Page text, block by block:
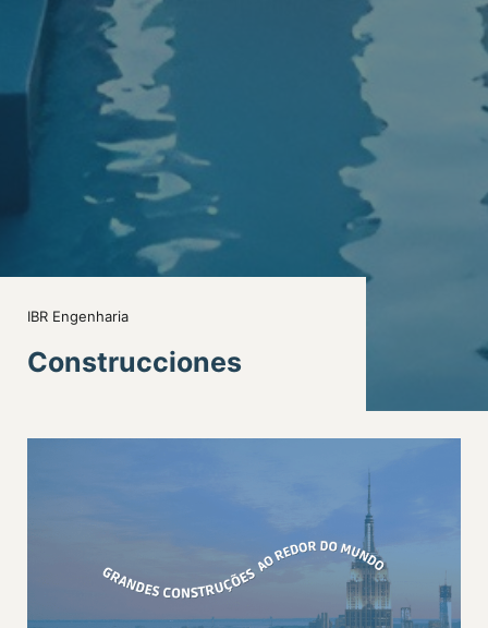
IBR Engenharia
Construcciones